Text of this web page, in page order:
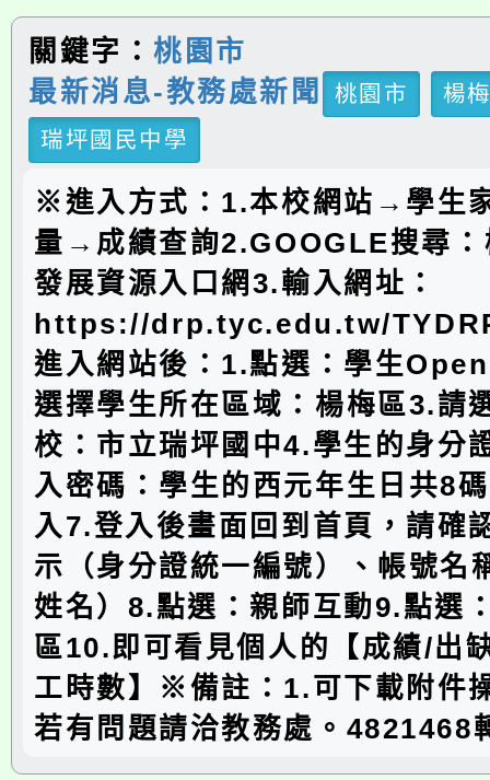
關鍵字：桃園市
最新消息-教務處新聞
桃園市
楊
瑞坪國民中學
※進入方式：1.本校網站→學生
量→成績查詢2.GOOGLE搜尋：
發展資源入口網3.輸入網址：
https://drp.tyc.edu.tw/
進入網站後：1.點選：學生
選擇學生所在區域：楊梅區3.請
校：市立瑞坪國中4.學生的身分
入密碼：學生的西元年生日共8
入7.登入後畫面回到首頁，請確
示（身分證統一編號）、帳號名
姓名）8.點選：親師互動9.點選
區10.即可看見個人的【成績/出
工時數】※備註：1.可下載附件
若有問題請洽教務處。4821468